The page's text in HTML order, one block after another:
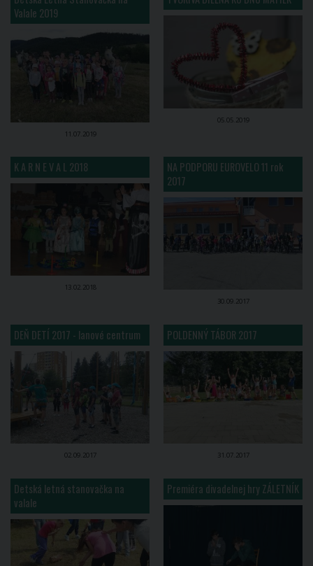
Valale 2019
11.07.2019
05.05.2019
K A R N E V A L 2018
13.02.2018
NA PODPORU EUROVELO 11 rok
2017
30.09.2017
DEŇ DETÍ 2017 - lanové centrum
02.09.2017
POLDENNÝ TÁBOR 2017
31.07.2017
Detská letná stanovačka na
valale
Premiéra divadelnej hry ZÁLETNÍK